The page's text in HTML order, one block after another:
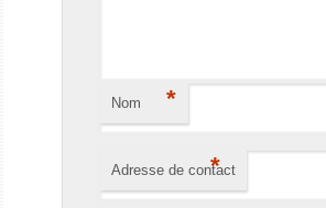
Nom *
Adresse de contact
*